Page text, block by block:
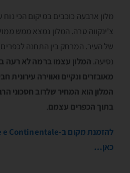
מלון ארבעה כוכבים במיקום הכי
צ'ינקווה טרה. המלון נמצא ממש
של העיר. המרחק בין התחנה
נסיעה. המלון עצמו ברמה לא רעה
מאובזרים ונקיים ואווירה עירונית
המלון הוא המחיר שלרוב חסכוני
בתוך הכפרים עצמם.
כאן…